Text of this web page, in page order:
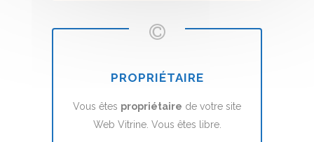
PROPRIÉTAIRE
Vous êtes propriétaire de votre site
Web Vitrine. Vous êtes libre.